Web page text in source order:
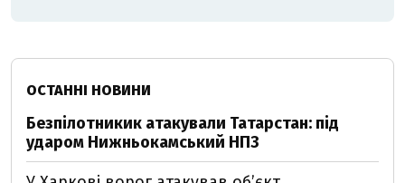
ОСТАННІ НОВИНИ
Безпілотникик атакували Татарстан: під
ударом Нижньокамський НПЗ